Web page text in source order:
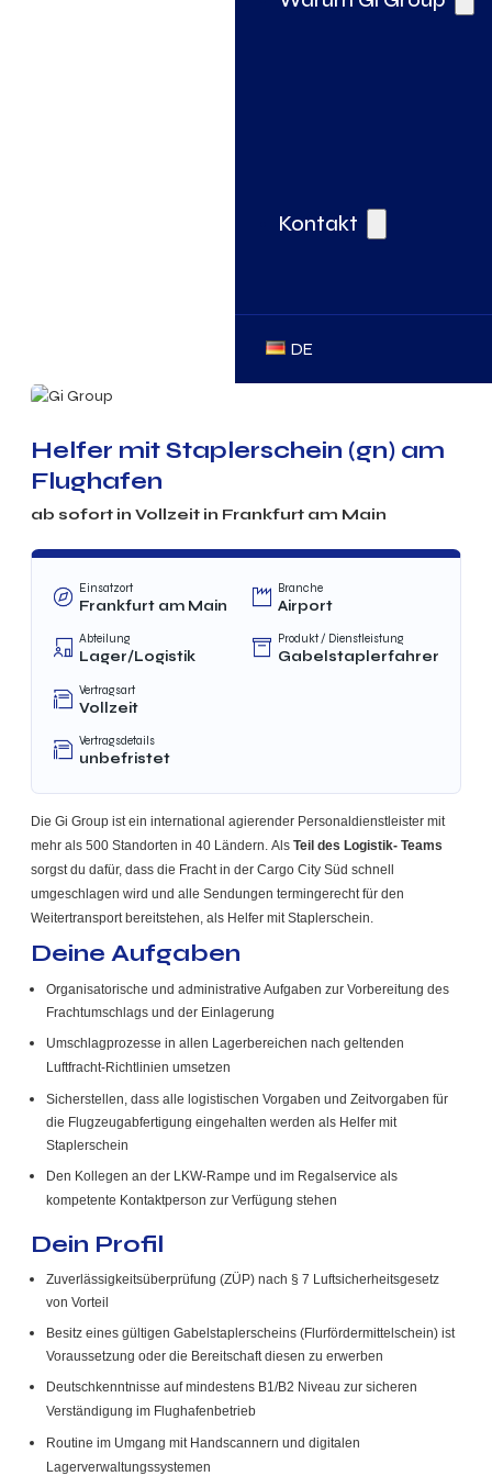
Kontakt
DE
Helfer mit Staplerschein (gn) am
Flughafen
ab sofort in Vollzeit in Frankfurt am Main
Einsatzort
Frankfurt am Main
Branche
Airport
Abteilung
Lager/Logistik
Produkt / Dienstleistung
Gabelstaplerfahrer
Vertragsart
Vollzeit
Vertragsdetails
unbefristet
Die Gi Group ist ein international agierender Personaldienstleister mit
mehr als 500 Standorten in 40 Ländern. Als Teil des Logistik- Teams
sorgst du dafür, dass die Fracht in der Cargo City Süd schnell
umgeschlagen wird und alle Sendungen termingerecht für den
Weitertransport bereitstehen, als Helfer mit Staplerschein.
Deine Aufgaben
Organisatorische und administrative Aufgaben zur Vorbereitung des
Frachtumschlags und der Einlagerung
Umschlagprozesse in allen Lagerbereichen nach geltenden
Luftfracht-Richtlinien umsetzen
Sicherstellen, dass alle logistischen Vorgaben und Zeitvorgaben für
die Flugzeugabfertigung eingehalten werden als Helfer mit
Staplerschein
Den Kollegen an der LKW-Rampe und im Regalservice als
kompetente Kontaktperson zur Verfügung ste hen
Dein Profil
Zuverlässigkeitsüberprüfung (ZÜP) nach § 7 Luftsicherheitsgesetz
von Vorteil
Besitz eines gültigen Gabelstaplerscheins (Flurfördermittelschein) ist
Voraussetzung oder die Bereitschaft diesen zu erwerben
Deutschkenntnisse auf mindestens B1/B2 Niveau zur sicheren
Verständigung im Flughafenbetrieb
Routine im Umgang mit Handscannern und digitalen
Lagerverwaltungssystemen